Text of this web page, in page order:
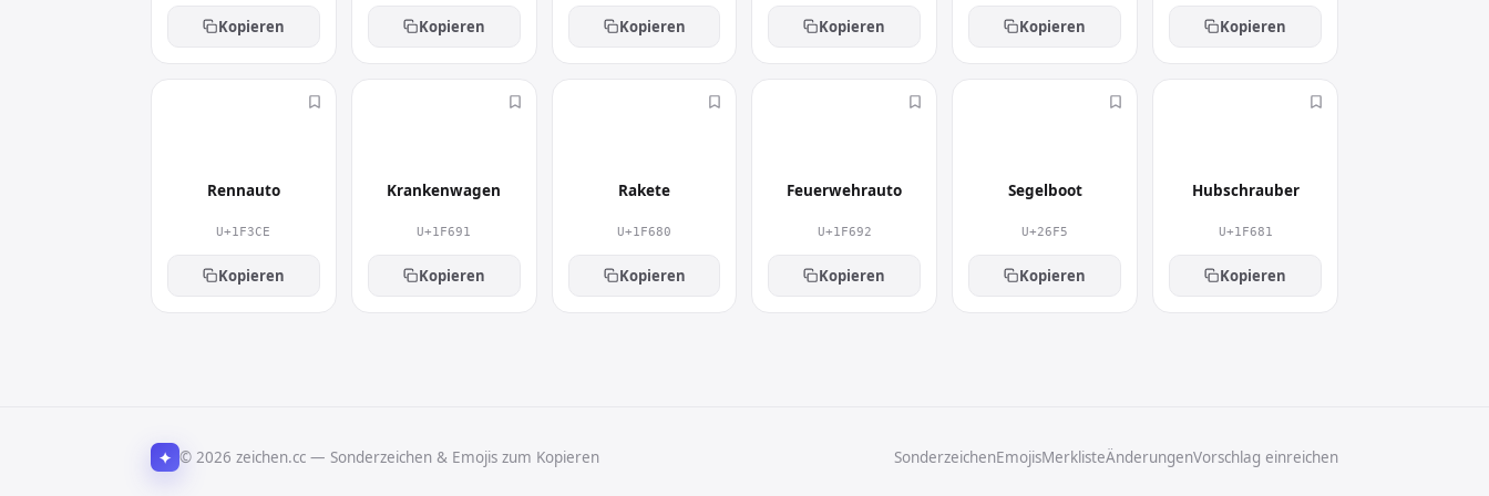
Kopieren Kopieren Kopieren Kopieren Kopieren Kopieren
Rennauto
U+1F3CE
Kopieren
Krankenwagen
U+1F691
Kopieren
Rakete
U+1F680
Kopieren
Feuerwehrauto
U+1F692
Kopieren
Segelboot
U+26F5
Kopieren
Hubschrauber
U+1F681
Kopieren
✦ © 2026 zeichen.cc — Sonderzeichen & Emojis zum Kopieren SonderzeichenEmojisMerklisteÄnderungenVorschlag einreichen